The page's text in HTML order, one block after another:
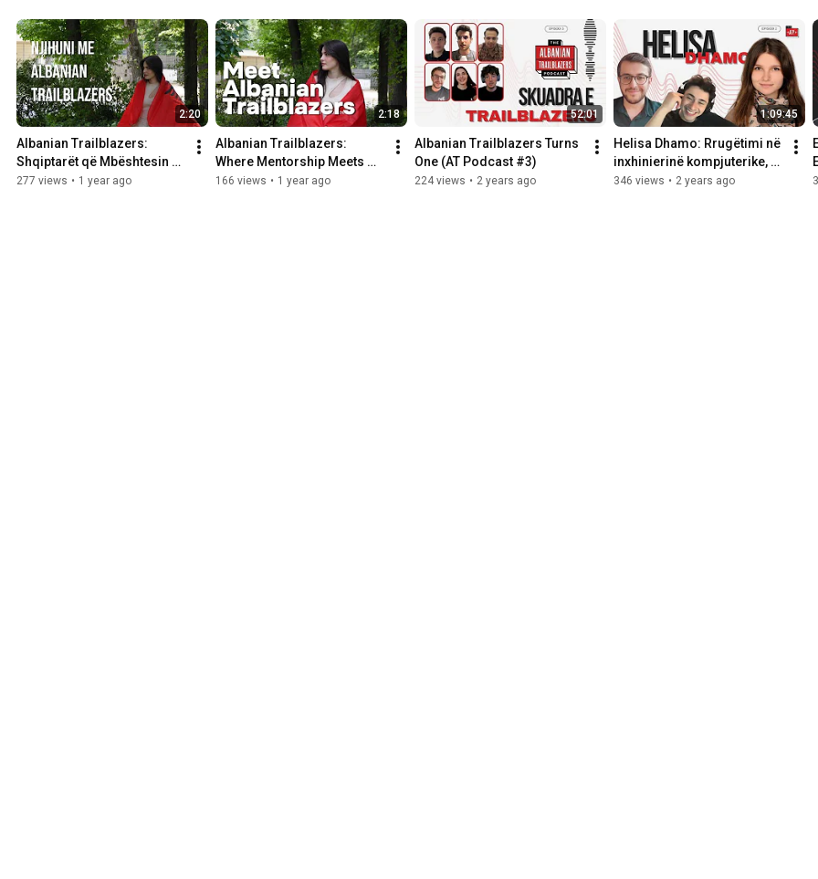
2:20
Albanian Trailblazers:
Shqiptarët që Mbështesin
Shqiptarët
277 views • 1 year ago
2:18
Albanian Trailblazers:
Where Mentorship Meets
Community
166 views • 1 year ago
52:01
Albanian Trailblazers Turns
One (AT Podcast #3)
224 views • 2 years ago
1:09:45
Helisa Dhamo: Rrugëtimi në
inxhinierinë kompjuterike,
botën akademike dhe AI (AT
346 views • 2 years ago